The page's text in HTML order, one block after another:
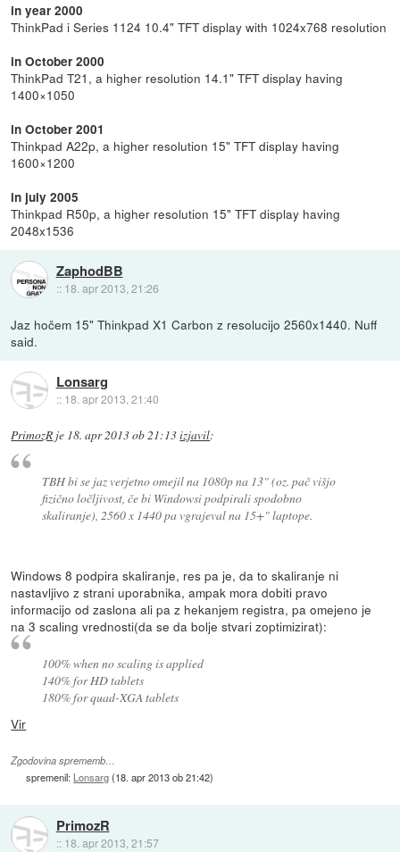
in year 2000
ThinkPad i Series 1124 10.4" TFT display with 1024x768 resolution
in October 2000
ThinkPad T21, a higher resolution 14.1" TFT display having
1400×1050
in October 2001
Thinkpad A22p, a higher resolution 15" TFT display having
1600×1200
in july 2005
Thinkpad R50p, a higher resolution 15" TFT display having
2048x1536
ZaphodBB
:: 18. apr 2013, 21:26
Jaz hočem 15" Thinkpad X1 Carbon z resolucijo 2560x1440. Nuff
said.
Lonsarg
:: 18. apr 2013, 21:40
PrimozR je 18. apr 2013 ob 21:13izjavil:
TBH bi se jaz verjetno omejil na 1080p na 13" (oz. pač višjo
fizično ločljivost, če bi Windowsi podpirali spodobno
skaliranje), 2560 x 1440 pa vgrajeval na 15+" laptope.
Windows 8 podpira skaliranje, res pa je, da to skaliranje ni
nastavljivo z strani uporabnika, ampak mora dobiti pravo
informacijo od zaslona ali pa z hekanjem registra, pa omejeno je
na 3 scaling vrednosti(da se da bolje stvari zoptimizirat):
100% when no scaling is applied
140% for HD tablets
180% for quad-XGA tablets
Vir
Zgodovina sprememb…
spremenil: Lonsarg(18. apr 2013 ob 21:42)
PrimozR
:: 18. apr 2013, 21:57